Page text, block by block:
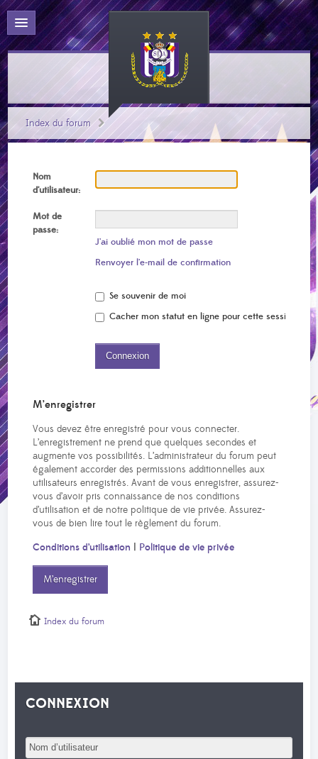
Index du forum
Nom
d’utilisateur:
Mot de
passe:
J’ai oublié mon mot de passe
Renvoyer l’e-mail de confirmation
Se souvenir de moi
Cacher mon statut en ligne pour cette session
M’enregistrer
Vous devez être enregistré pour vous connecter.
L’enregistrement ne prend que quelques secondes et
augmente vos possibilités. L’administrateur du forum peut
également accorder des permissions additionnelles aux
utilisateurs enregistrés. Avant de vous enregistrer, assurez-
vous d’avoir pris connaissance de nos conditions
d’utilisation et de notre politique de vie privée. Assurez-
vous de bien lire tout le règlement du forum.
Conditions d’utilisation | Politique de vie privée
M’enregistrer
Index du forum
CONNEXION